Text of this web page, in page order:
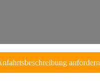
anfordern